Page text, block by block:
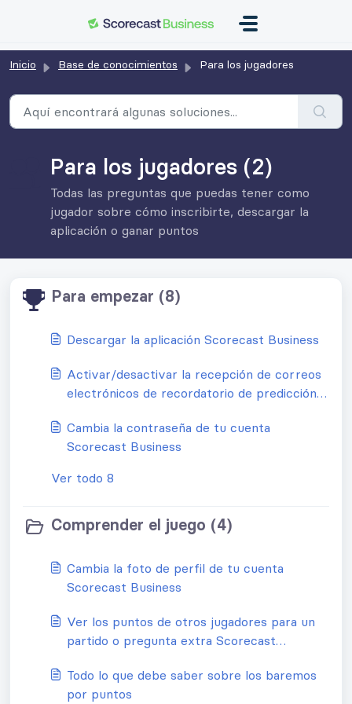
Inicio Base de conocimientos Para los jugadores
Para los jugadores (2)
Todas las preguntas que puedas tener como
jugador sobre cómo inscribirte, descargar la
aplicación o ganar puntos
Para empezar (8)
Descargar la aplicación Scorecast Business
Activar/desactivar la recepción de correos
electrónicos de recordatorio de predicción
Cambia la contraseña de tu cuenta
Scorecast Business
Ver todo 8
Comprender el juego (4)
Cambia la foto de perfil de tu cuenta
Scorecast Business
Ver los puntos de otros jugadores para un
partido o pregunta extra Scorecast
Todo lo que debe saber sobre los baremos
por puntos